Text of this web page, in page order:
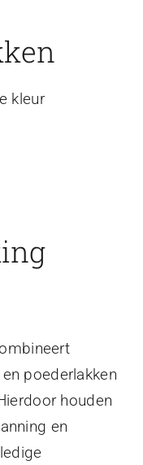
kleur
poederlakken
houden
en